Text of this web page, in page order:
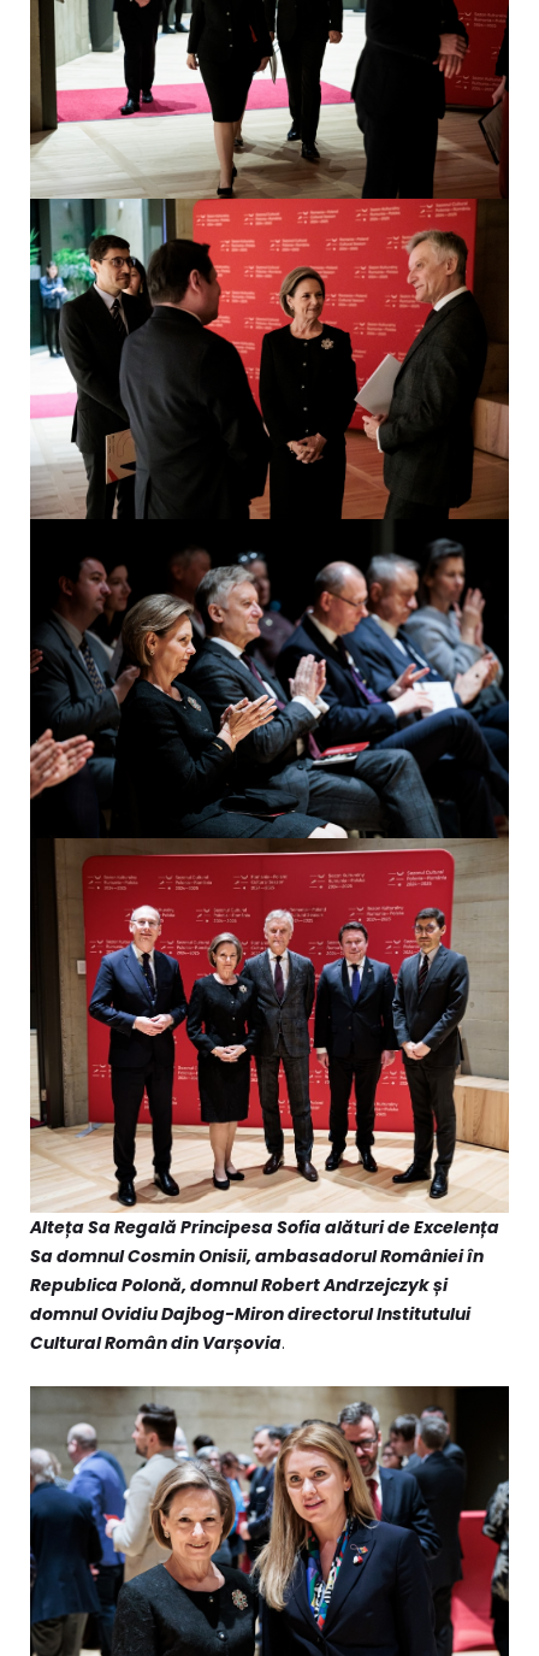
Alteța Sa Regală Principesa Sofia alături de Excelența
Sa domnul Cosmin Onisii, ambasadorul României în
Republica Polonă, domnul Robert Andrzejczyk și
domnul Ovidiu Dajbog-Miron directorul Institutului
Cultural Român din Varșovia.